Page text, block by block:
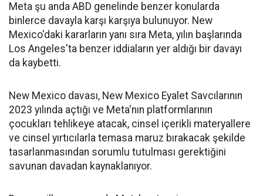
Meta şu anda ABD genelinde benzer konularda
binlerce davayla karşı karşıya bulunuyor. New
Mexico'daki kararların yanı sıra Meta, yılın başlarında
Los Angeles'ta benzer iddiaların yer aldığı bir davayı
da kaybetti.
New Mexico davası, New Mexico Eyalet Savcılarının
2023 yılında açtığı ve Meta'nın platformlarının
çocukları tehlikeye atacak, cinsel içerikli materyallere
ve cinsel yırtıcılarla temasa maruz bırakacak şekilde
tasarlanmasından sorumlu tutulması gerektiğini
savunan davadan kaynaklanıyor.